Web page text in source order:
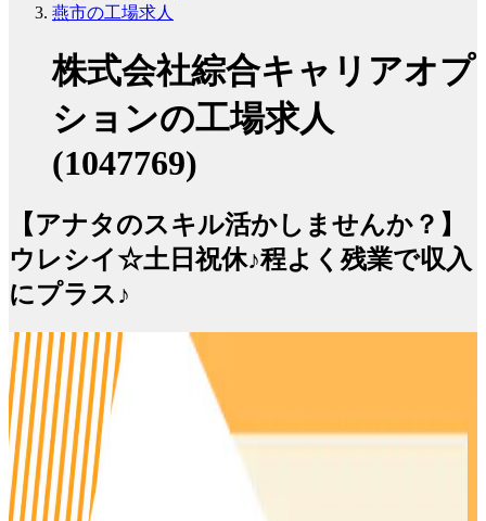
燕市の工場求人
株式会社綜合キャリアオプ
ションの工場求人
(1047769)
【アナタのスキル活かしませんか？】
ウレシイ☆土日祝休♪程よく残業で収入
にプラス♪